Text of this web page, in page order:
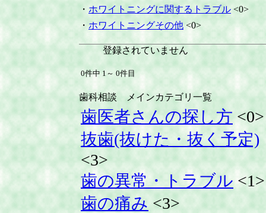
・ ホワイトニングに関するトラブル <0>
・ ホワイトニングその他 <0>
登録されていません
0件中 1～ 0件目
歯科相談 メインカテゴリ一覧
歯医者さんの探し方 <0>
抜歯(抜けた・抜く予定)
<3>
歯の異常・トラブル <1>
歯の痛み <3>